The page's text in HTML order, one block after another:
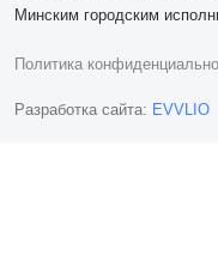
Минским городским
Политика
Разработка сайта: EVVLIO